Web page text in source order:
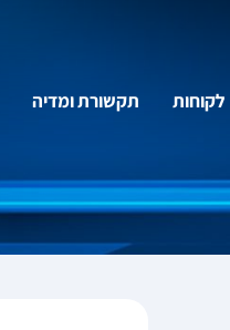
לקוחות תקשורת ומדיה